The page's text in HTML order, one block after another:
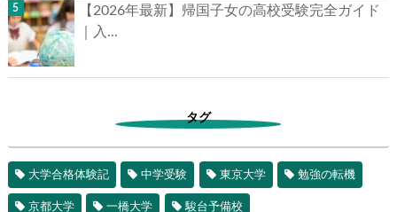
【2026年最新】帰国子女の高校受験完全ガイド
｜入...
タグ
大学合格体験記 中学受験 東京大学 勉強の転機
京都大学 一橋大学 駿台予備校